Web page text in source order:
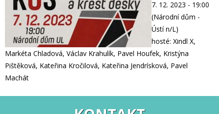
7. 12. 2023 - 19:00
(Národní dům -
Ústí n/L)
hosté: Xindl X,
Markéta Chladová, Václav Krahulík, Pavel Houfek, Kristýna
Pištěková, Kateřina Kročilová, Kateřina Jendrísková, Pavel
Machát